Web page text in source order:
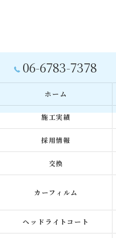
06-6783-7378
ホーム
施工実績
採用情報
交換
カーフィルム
ヘッドライトコート